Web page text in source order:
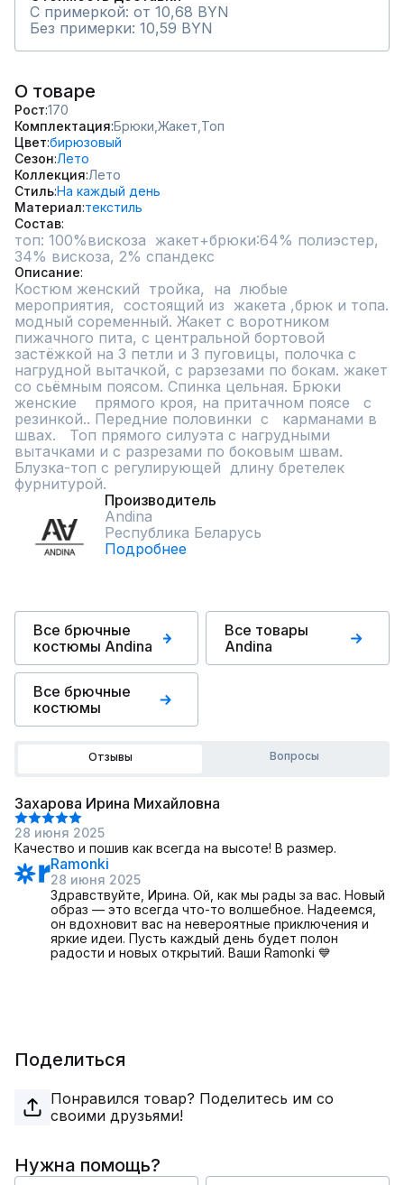
С примеркой: от 10,68 BYN
Без примерки: 10,59 BYN
О товаре
Рост 170
Комплектация Брюки, Жакет, Топ
Цвет бирюзовый
Сезон Лето
Коллекция Лето
СтильНа каждый день
Материал текстиль
Состав
топ: 100%вискоза  жакет+брюки:64% полиэстер,
34% вискоза, 2% спандекс
Описание
Костюм женский  тройка,  на  любые
мероприятия,  состоящий из  жакета ,брюк и топа.
модный соременный. Жакет с воротником
пижачного пита, с центральной бортовой
застёжкой на 3 петли и 3 пуговицы, полочка с
нагрудной вытачкой, с рарзезами по бокам. жакет
со сьёмным поясом. Спинка цельная. Брюки
женские    прямого кроя, на притачном поясе   с
резинкой.. Передние половинки  с   карманами в
швах.   Топ прямого силуэта с нагрудными
вытачками и с разрезами по боковым швам.
Блузка-топ с регулирующей  длину бретелек
фурнитурой.
Производитель
Andina
Республика Беларусь
Подробнее
Все брючные
костюмы Andina
Все товары
Andina
Все брючные
костюмы
Отзывы Вопросы
Захарова Ирина Михайловна
28 июня 2025
Качество и пошив как всегда на высоте! В размер.
Ramonki
28 июня 2025
Здравствуйте, Ирина. Ой, как мы рады за вас. Новый
образ — это всегда что-то волшебное. Надеемся,
он вдохновит вас на невероятные приключения и
яркие идеи. Пусть каждый день будет полон
радости и новых открытий. Ваши Ramonki 💙
Поделиться
Понравился товар? Поделитесь им со
своими друзьями!
Нужна помощь?